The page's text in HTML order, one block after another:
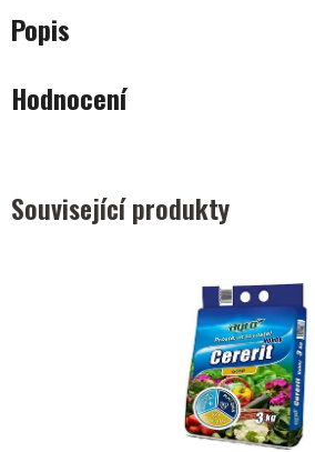
Popis
Hodnocení
Související produkty